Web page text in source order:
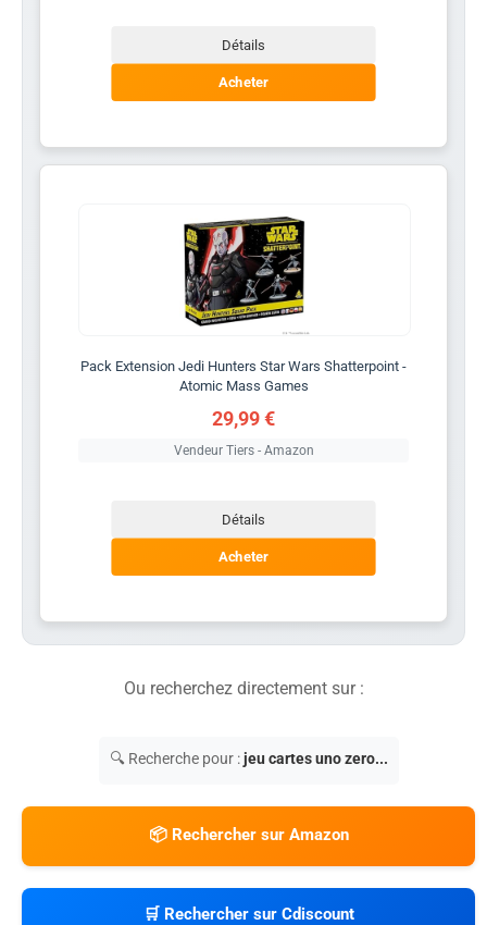
Détails
Acheter
Pack Extension Jedi Hunters Star Wars Shatterpoint -
Atomic Mass Games
29,99 €
Vendeur Tiers - Amazon
Détails
Acheter
Ou recherchez directement sur :
🔍 Recherche pour :jeu cartes uno zero...
📦 Rechercher sur Amazon
🛒 Rechercher sur Cdiscount